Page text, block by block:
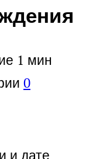
1 мин
0